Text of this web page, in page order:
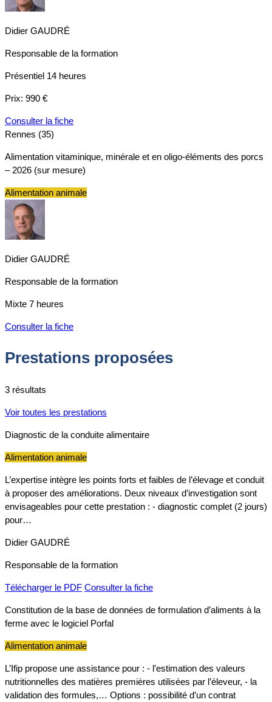
Didier GAUDRÉ
Responsable de la formation
Présentiel 14 heures
Prix: 990 €
Consulter la fiche
Rennes (35)
Alimentation vitaminique, minérale et en oligo-éléments des porcs
– 2026 (sur mesure)
Alimentation animale
Didier GAUDRÉ
Responsable de la formation
Mixte 7 heures
Consulter la fiche
Prestations proposées
3 résultats
Voir toutes les prestations
Diagnostic de la conduite alimentaire
Alimentation animale
L’expertise intègre les points forts et faibles de l’élevage et conduit
à proposer des améliorations. Deux niveaux d’investigation sont
envisageables pour cette prestation : - diagnostic complet (2 jours)
pour…
Didier GAUDRÉ
Responsable de la formation
Télécharger le PDF Consulter la fiche
Constitution de la base de données de formulation d’aliments à la
ferme avec le logiciel Porfal
Alimentation animale
L’Ifip propose une assistance pour : - l’estimation des valeurs
nutritionnelles des matières premières utilisées par l’éleveur, - la
validation des formules,… Options : possibilité d’un contrat